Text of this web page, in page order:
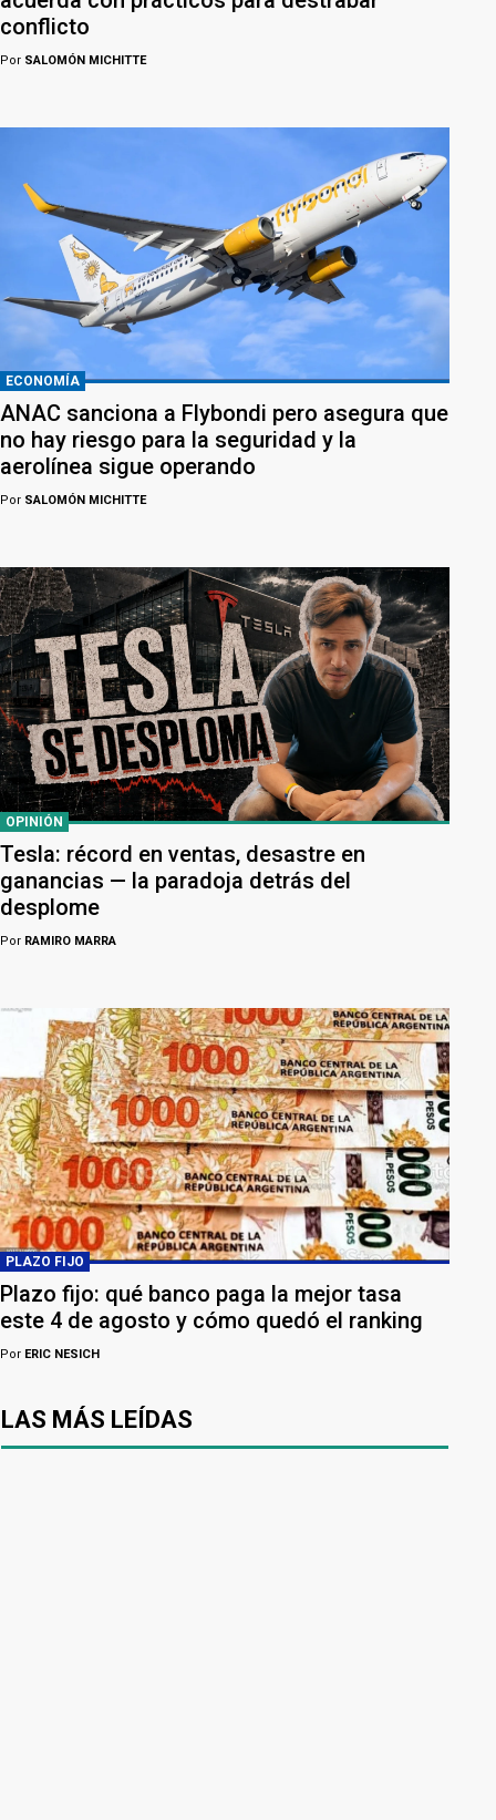
conflicto
Por SALOMÓN MICHITTE
ECONOMÍA
ANAC sanciona a Flybondi pero asegura que
no hay riesgo para la seguridad y la
aerolínea sigue operando
Por SALOMÓN MICHITTE
OPINIÓN
Tesla: récord en ventas, desastre en
ganancias — la paradoja detrás del
desplome
Por RAMIRO MARRA
PLAZO FIJO
Plazo fijo: qué banco paga la mejor tasa
este 4 de agosto y cómo quedó el ranking
Por ERIC NESICH
LAS MÁS LEÍDAS